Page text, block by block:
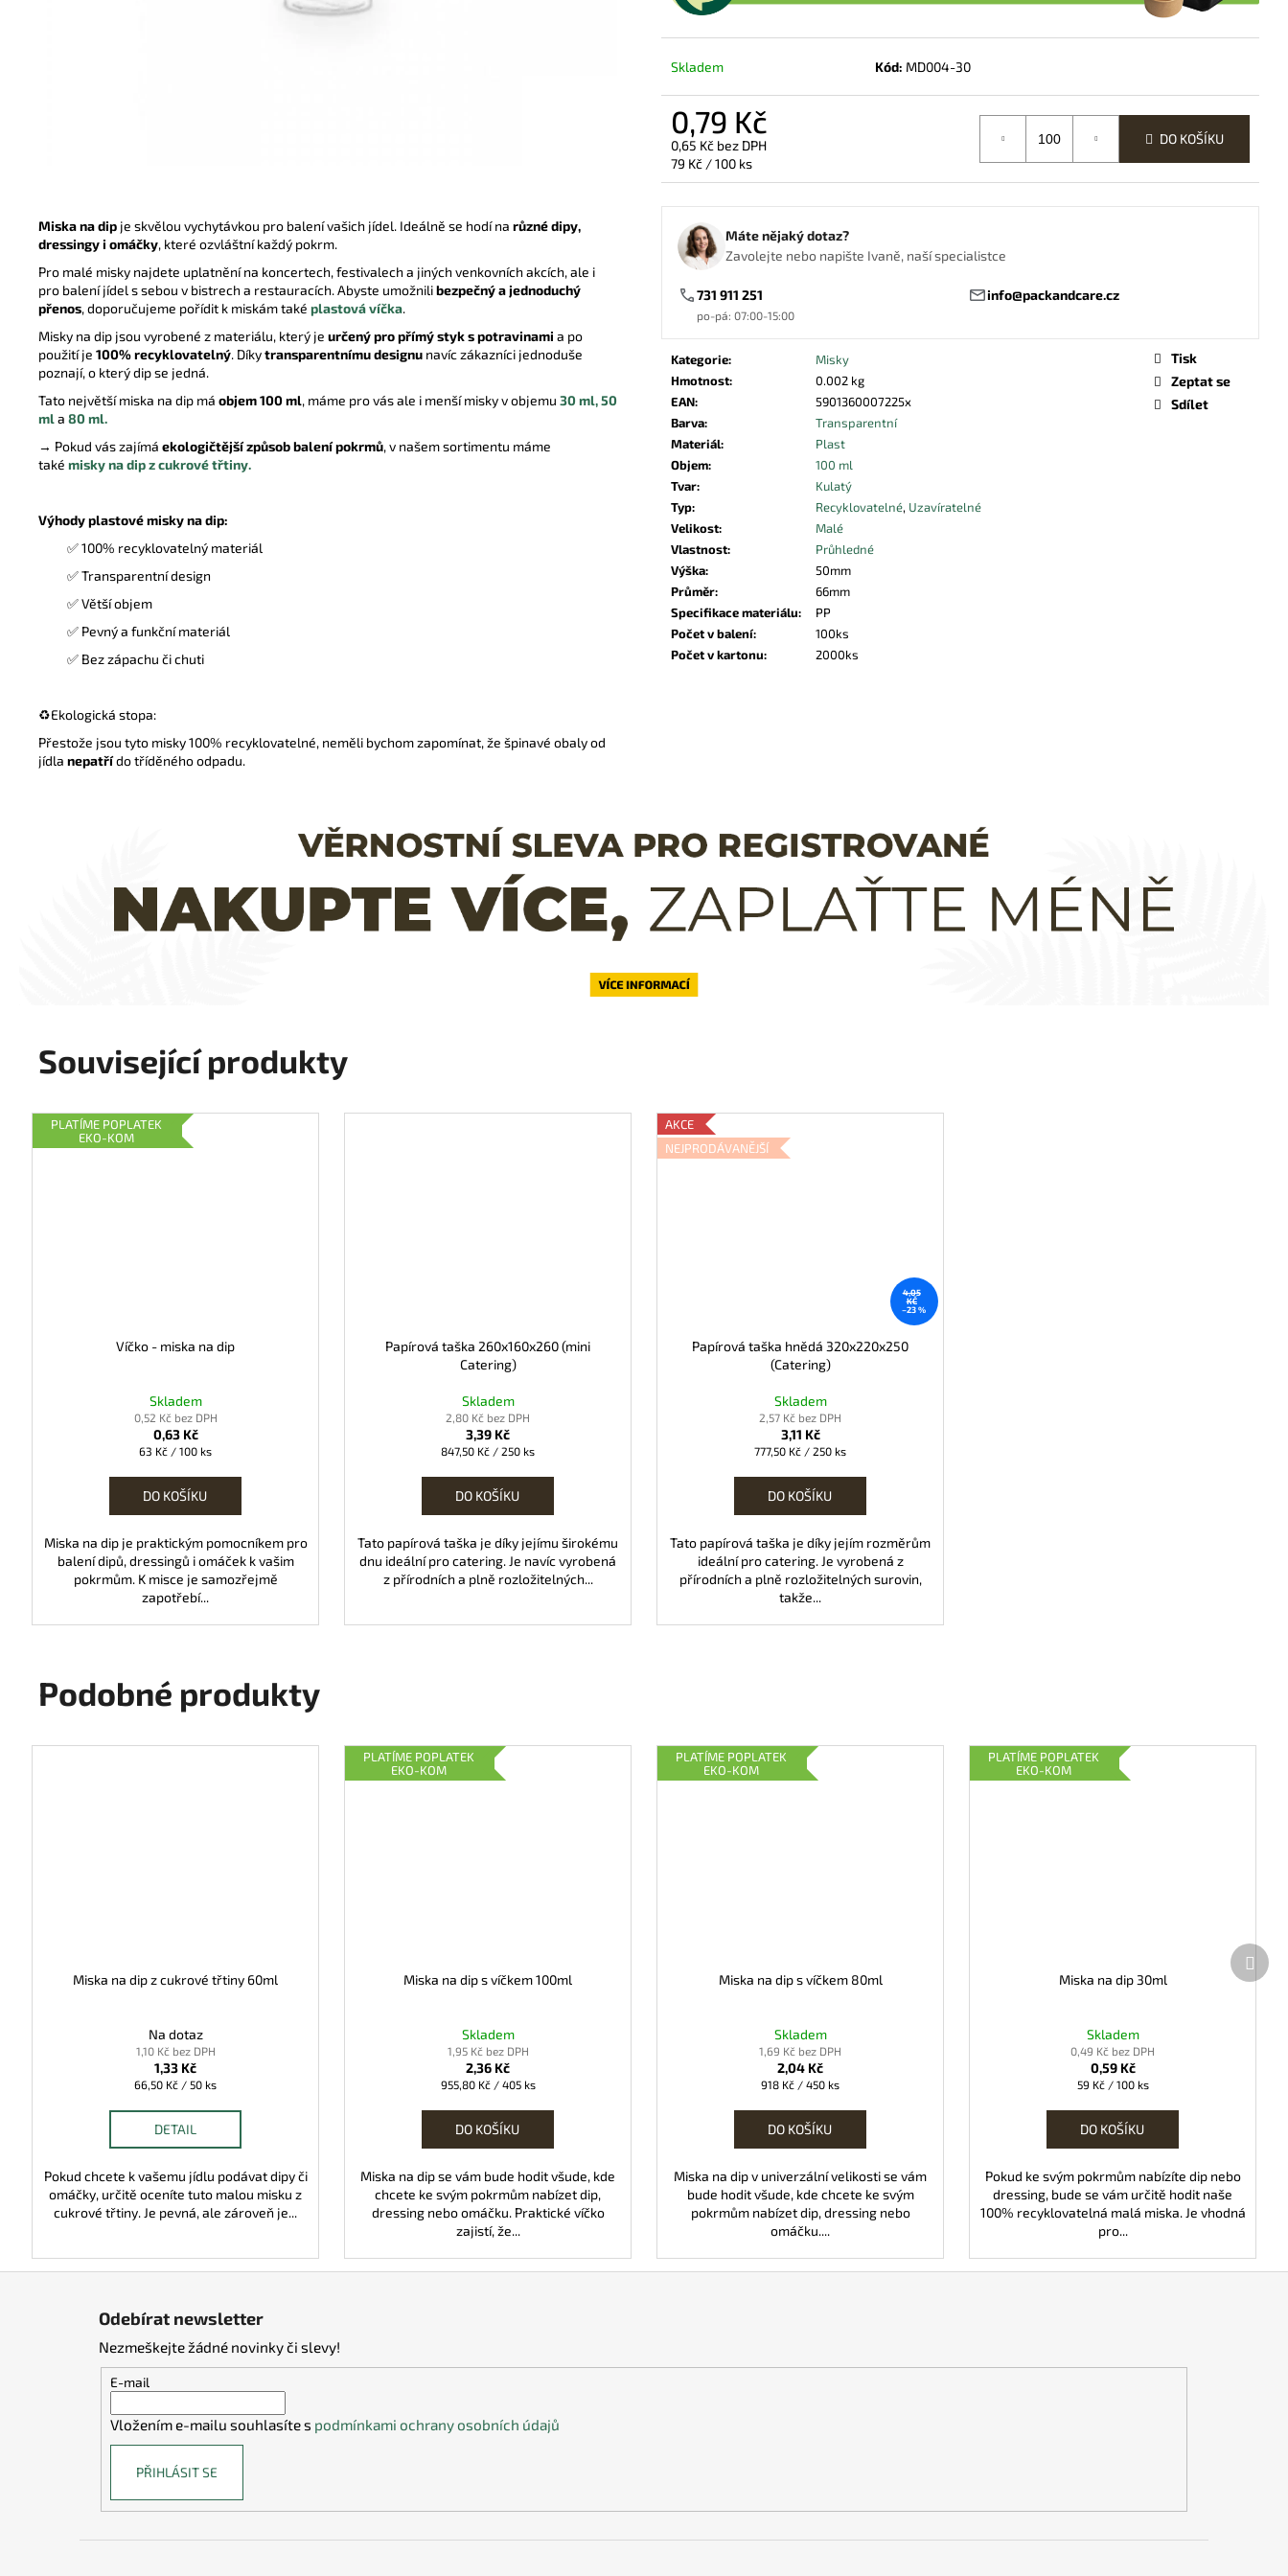
Miska na dip je skvělou vychytávkou pro balení vašich jídel. Ideálně se hodí na různé dipy,
dressingy i omáčky, které ozvláštní každý pokrm.
Pro malé misky najdete uplatnění na koncertech, festivalech a jiných venkovních akcích, ale i
pro balení jídel s sebou v bistrech a restauracích. Abyste umožnilibezpečný a jednoduchý
přenos, doporučujeme pořídit k miskám také plastová víčka.
Misky na dip jsou vyrobené z materiálu, který je určený pro přímý styk s potravinami a po
použití je 100% recyklovatelný. Díkytransparentnímu designu navíc zákazníci jednoduše
poznají, o který dip se jedná.
Tato největší miska na dip má objem 100 ml, máme pro vás ale i menší misky v objemu 30 ml,50
mla 80 ml.
→ Pokud vás zajímá ekologičtější způsob balení pokrmů, v našem sortimentu máme
také misky na dip z cukrové třtiny.
Výhody plastové misky na dip:
✅100% recyklovatelný materiál
✅ Transparentní design
✅ Větší objem
✅ Pevný a funkční materiál
✅ Bez zápachu či chuti
♻️Ekologická stopa:
Přestože jsou tyto misky 100% recyklovatelné, neměli bychom zapomínat, že špinavé obaly od
jídla nepatřído tříděného odpadu.
Skladem Kód: MD004-30
0,79 Kč
0,65 Kč bez DPH
Měrná
cena:
79 Kč / 100 ks
DO KOŠÍKU
Máte nějaký dotaz?
Zavolejte nebo napište Ivaně, naší specialistce
731 911 251
po-pá: 07:00-15:00
info@packandcare.cz
Kategorie:
Misky
Hmotnost:
0.002 kg
EAN:
5901360007225x
Barva:
Transparentní
Materiál:
Plast
Objem:
100 ml
Tvar:
Kulatý
Typ: Recyklovatelné, Uzavíratelné
Velikost:
Malé
Vlastnost:
Průhledné
Výška:
50mm
Průměr:
66mm
Specifikace materiálu:
PP
Počet v balení:
100ks
Počet v kartonu: 2000ks
Tisk
Zeptat se
Sdílet
Související produkty
PLATÍME POPLATEK
EKO-KOM
Víčko - miska na dip
Skladem
0,52 Kč bez DPH
0,63 Kč
Měrná
63 Kč / 100 ks
DO KOŠÍKU
Miska na dip je praktickým pomocníkem pro
balení dipů, dressingů i omáček k vašim
pokrmům. K misce je samozřejmě
zapotřebí...
Papírová taška 260x160x260 (mini
Catering)
Skladem
2,80 Kč bez DPH
3,39 Kč
Měrná
847,50 Kč / 250 ks
DO KOŠÍKU
Tato papírová taška je díky jejímu širokému
dnu ideální pro catering. Je navíc vyrobená
z přírodních a plně rozložitelných...
AKCE
NEJPRODÁVANĚJŠÍ
4,05
KČ
–23 %
Papírová taška hnědá 320x220x250
(Catering)
Skladem
2,57 Kč bez DPH
3,11 Kč
Měrná
777,50 Kč / 250 ks
DO KOŠÍKU
Tato papírová taška je díky jejím rozměrům
ideální pro catering. Je vyrobená z
přírodních a plně rozložitelných surovin,
takže...
Podobné produkty
Miska na dip z cukrové třtiny 60ml
Na dotaz
1,10 Kč bez DPH
1,33 Kč
Měrná
66,50 Kč / 50 ks
DETAIL
Pokud chcete k vašemu jídlu podávat dipy či
omáčky, určitě oceníte tuto malou misku z
cukrové třtiny. Je pevná, ale zároveň je...
PLATÍME POPLATEK
EKO-KOM
Miska na dip s víčkem 100ml
Skladem
1,95 Kč bez DPH
2,36 Kč
Měrná
955,80 Kč / 405 ks
DO KOŠÍKU
Miska na dip se vám bude hodit všude, kde
chcete ke svým pokrmům nabízet dip,
dressing nebo omáčku. Praktické víčko
zajistí, že...
PLATÍME POPLATEK
EKO-KOM
Miska na dip s víčkem 80ml
Skladem
1,69 Kč bez DPH
2,04 Kč
Měrná
918 Kč / 450 ks
DO KOŠÍKU
Miska na dip v univerzální velikosti se vám
bude hodit všude, kde chcete ke svým
pokrmům nabízet dip, dressing nebo
omáčku....
PLATÍME POPLATEK
EKO-KOM
Miska na dip 30ml
Skladem
0,49 Kč bez DPH
0,59 Kč
Měrná
59 Kč / 100 ks
DO KOŠÍKU
Pokud ke svým pokrmům nabízíte dip nebo
dressing, bude se vám určitě hodit naše
100% recyklovatelná malá miska. Je vhodná
pro...
Další
UBROUSEK 33X33 2VRSTVÝ ¼ BÍLÝ
PAPÍROVÁ MISKA „ČLUN“ M
Odebírat newsletter
Nezmeškejte žádné novinky či slevy!
E-mail
Vložením e-mailu souhlasíte s podmínkami ochrany osobních údajů
PŘIHLÁSIT SE